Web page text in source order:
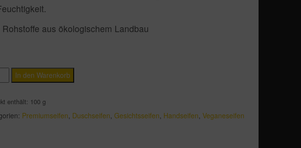
Rohstoffe aus ökologischem Landbau
In den Warenkorb
enthält: 100 g
Premiumseifen, Duschseifen, Gesichtsseifen, Handseifen, Veganeseifen